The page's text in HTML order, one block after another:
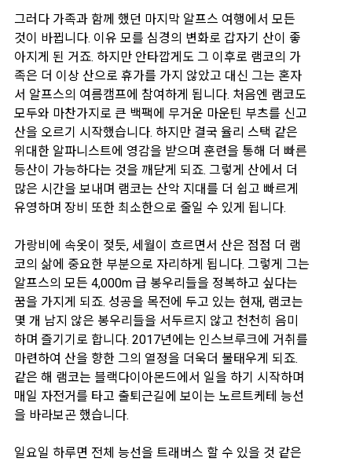
그러다 가족과 함께 했던 마지막 알프스 여행에서 모든
것이 바뀝니다. 이유 모를 심경의 변화로 갑자기 산이 좋
아지게 된 거죠. 하지만 안타깝게도 그 이후로 램코의 가
족은 더 이상 산으로 휴가를 가지 않았고 대신 그는 혼자
서 알프스의 여름캠프에 참여하게 됩니다. 처음엔 램코도
모두와 마찬가지로 큰 백팩에 무거운 마운틴 부츠를 신고
산을 오르기 시작했습니다. 하지만 결국 율리 스택 같은
위대한 알파니스트에 영감을 받으며 훈련을 통해 더 빠른
등산이 가능하다는 것을 깨닫게 되죠. 그렇게 산에서 더
많은 시간을 보내며 램코는 산악 지대를 더 쉽고 빠르게
유영하며 장비 또한 최소한으로 줄일 수 있게 됩니다.
가랑비에 속옷이 젖듯, 세월이 흐르면서 산은 점점 더 램
코의 삶에 중요한 부분으로 자리하게 됩니다. 그렇게 그는
알프스의 모든 4,000m 급 봉우리들을 정복하고 싶다는
꿈을 가지게 되죠. 성공을 목전에 두고 있는 현재, 램코는
몇 개 남지 않은 봉우리들을 서두르지 않고 천천히 음미
하며 즐기기로 합니다. 2017년에는 인스브루크에 거취를
마련하여 산을 향한 그의 열정을 더욱더 불태우게 되죠.
같은 해 램코는 블랙다이아몬드에서 일을 하기 시작하며
매일 자전거를 타고 출퇴근길에 보이는 노르트케테 능선
을 바라보곤 했습니다.
일요일 하루면 전체 능선을 트래버스 할 수 있을 것 같은